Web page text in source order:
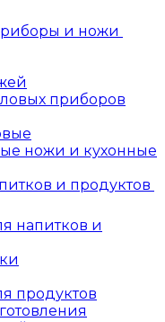
и ножи
приборов
ножи и кухонные
и продуктов
напитков и
продуктов